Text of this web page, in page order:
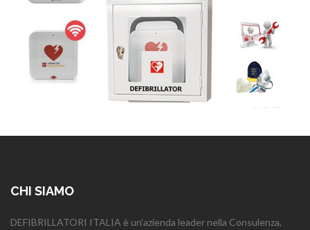
CHI SIAMO
DEFIBRILLATORI ITALIA è un'azienda leader nella Consulenza,